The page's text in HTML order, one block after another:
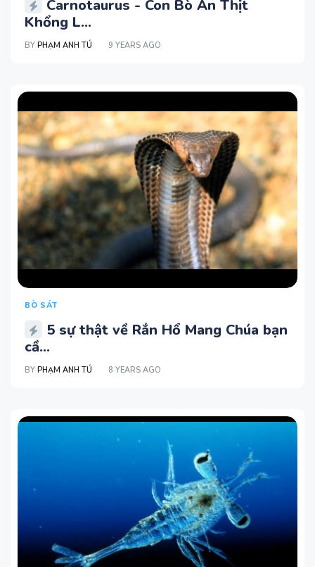
Carnotaurus - Con Bò Ăn Thịt
Khổng L...
BY PHẠM ANH TÚ 9 YEARS AGO
BÒ SÁT
5 sự thật về Rắn Hổ Mang Chúa bạn
cầ...
BY PHẠM ANH TÚ 8 YEARS AGO